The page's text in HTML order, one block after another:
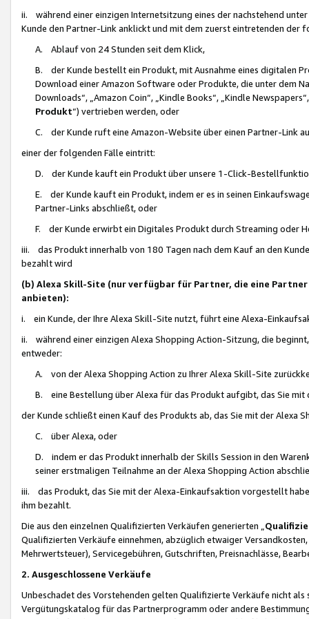
ii. während einer einzigen Internetsitzung eines der nachstehend
Kunde den Partner-Link anklickt und mit dem zuerst eintretenden der
A. Ablauf von 24 Stunden seit dem Klick,
B. der Kunde bestellt ein Produkt, mit Ausnahme eines digitalen
Download einer Amazon Software oder Produkte, die unter dem
Downloads“, „Amazon Coin“, „Kindle Books“, „Kindle
Produkt“) vertrieben werden, oder
C. der Kunde ruft eine Amazon-Website über einen Partner-Link
einer der folgenden Fälle eintritt:
D. der Kunde kauft ein Produkt über unsere 1-Click-
E. der Kunde kauft ein Produkt, indem er es in seinen
Partner-Links abschließt, oder
F. der Kunde erwirbt ein Digitales Produkt durch Streaming oder
iii. das Produkt innerhalb von 180 Tagen nach dem Kauf an den
bezahlt wird
(b) Alexa Skill-Site (nur verfügbar für Partner, die eine
anbieten):
i. ein Kunde, der Ihre Alexa Skill-Site nutzt, führt eine Alexa-
ii. während einer einzigen Alexa Shopping Action-Sitzung, die
entweder:
A. von der Alexa Shopping Action zu Ihrer Alexa Skill-Site
B. eine Bestellung über Alexa für das Produkt aufgibt, das Sie mit
der Kunde schließt einen Kauf des Produkts ab, das Sie mit der Alexa
C. über Alexa, oder
D. indem er das Produkt innerhalb der Skills Session in den
seiner erstmaligen Teilnahme an der Alexa Shopping Action
iii. das Produkt, das Sie mit der Alexa-Einkaufsaktion vorgestellt
ihm bezahlt.
Die aus den einzelnen Qualifizierten Verkäufen generierten „
Qualifizierten Verkäufe einnehmen, abzüglich etwaiger
Mehrwertsteuer), Servicegebühren, Gutschriften, Preisnachlässe,
2. Ausgeschlossene Verkäufe
Unbeschadet des Vorstehenden gelten Qualifizierte Verkäufe nicht
Vergütungskatalog für das Partnerprogramm oder andere